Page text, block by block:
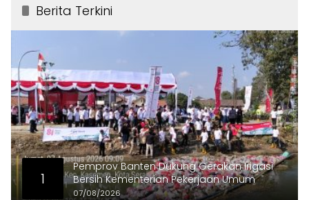
Berita Terkini
1
Pemprov Banten Dukung Gerakan Irigasi
Bersih Kementerian Pekerjaan Umum
07/08/2026